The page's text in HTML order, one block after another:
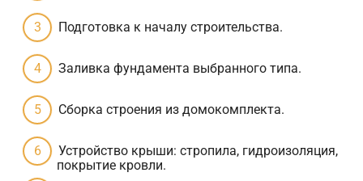
Подготовка к началу строительства.
Заливка фундамента выбранного типа.
Сборка строения из домокомплекта.
Устройство крыши: стропила, гидроизоляция,
покрытие кровли.